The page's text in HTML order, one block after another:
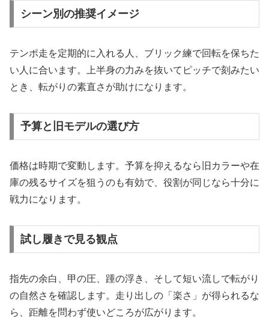
シーン別の推奨イメージ
テンポ走を定期的に入れる人、ブリック練で回転を保ちた
い人に合います。上半身の力みを抜いてピッチで刻みたい
とき、転がりの素直さが助けになります。
予算と旧モデルの選び方
価格は時期で変動します。予算を抑えるなら旧カラーや在
庫の残るサイズを狙うのも有効で、役割が同じなら十分に
戦力になります。
試し履きで見る観点
指先の余白、甲の圧、踵の浮き、そして短い流しで転がり
の自然さを確認します。走り出しの「楽さ」が得られるな
ら、距離を問わず使いどころが広がります。